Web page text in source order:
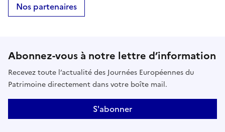
Nos partenaires
Abonnez-vous à notre lettre d’information
Recevez toute l’actualité des Journées Européennes du
Patrimoine directement dans votre boîte mail.
S'abonner